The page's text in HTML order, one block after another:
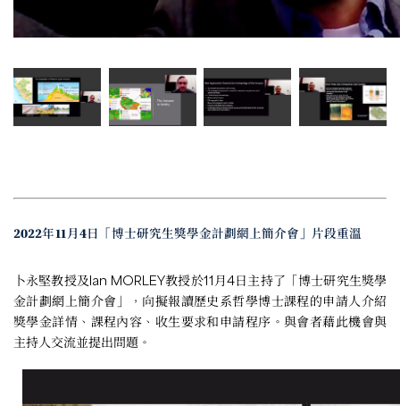
2022年11月4日「博士研究生獎學金計劃網上簡介會」片段重溫
卜永堅教授及Ian MORLEY教授於11月4日主持了「博士研究生獎學
金計劃網上簡介會」，向擬報讀歷史系哲學博士課程的申請人介紹
獎學金詳情、課程內容、收生要求和申請程序。與會者藉此機會與
主持人交流並提出問題。